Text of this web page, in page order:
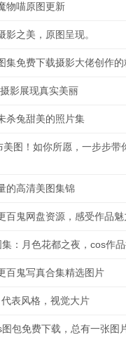
物喵原图更新
之美，原图呈现。
集免费下载摄影大佬创作
影展现真实美丽
兔甜美的照片集
图！如你所愿，一步步带
的高清美图集锦
百鬼网盘资源，感受作品魅
：月色花都之夜，cos作
百鬼写真合集精选图片
表风格，视觉大片
包免费下载，总有一张图